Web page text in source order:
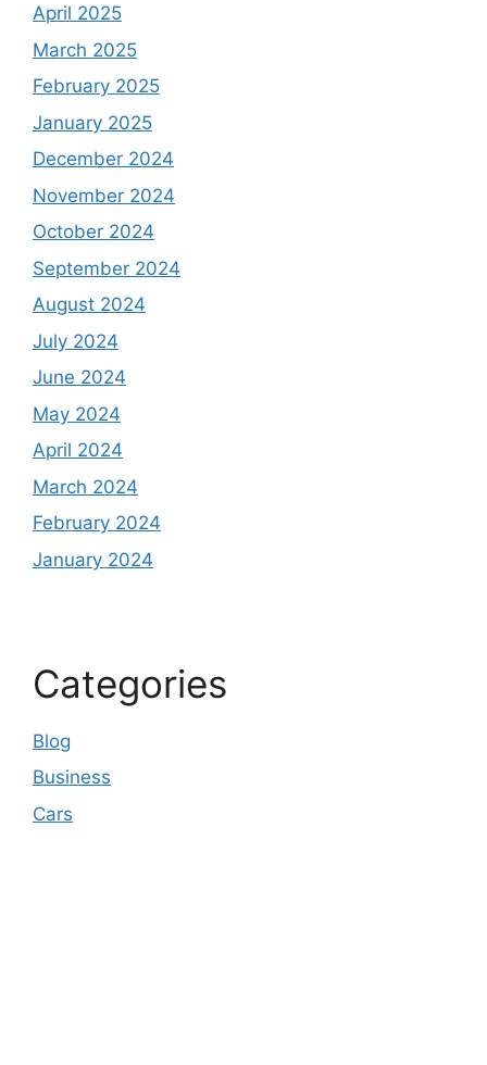
April 2025
March 2025
February 2025
January 2025
December 2024
November 2024
October 2024
September 2024
August 2024
July 2024
June 2024
May 2024
April 2024
March 2024
February 2024
January 2024
Categories
Blog
Business
Cars